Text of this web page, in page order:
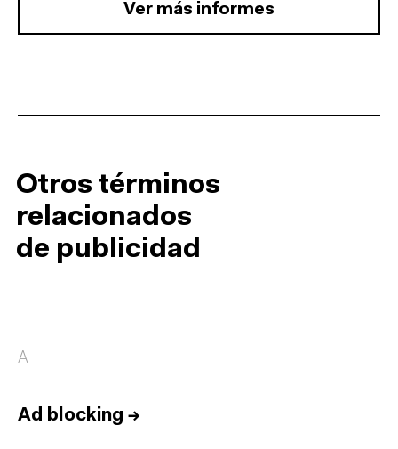
Ver más informes
Otros términos
relacionados
de publicidad
A
Ad blocking →